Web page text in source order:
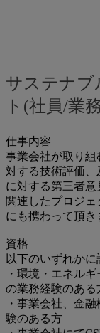
サステナブ
ト(社員/業
仕事内容
事業会社が取り組
対する技術評価
に対する第三者
関連したプロジ
にも携わって頂き
資格
以下のいずれか
・環境・エネル
の業務経験のある
・事業会社、金
験のある方